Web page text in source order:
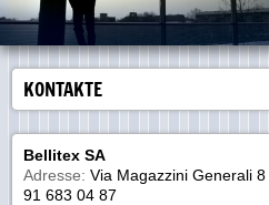
KONTAKTE
Bellitex SA
Adresse: Via Magazzini Generali 8
91 683 04 87